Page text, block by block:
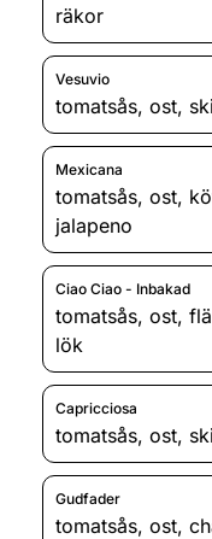
räkor
Vesuvio
tomatsås, ost,
Mexicana
tomatsås, ost,
jalapeno
Ciao Ciao - Inbakad
tomatsås, ost,
lök
Capricciosa
tomatsås, ost,
Gudfader
tomatsås, ost,